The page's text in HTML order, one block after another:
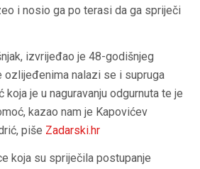
i nosio ga po terasi da ga spriječi
izvrijeđao je 48-godišnjeg
ozlijeđenima nalazi se i supruga
je u naguravanju odgurnuta te je
kazao nam je Kapovićev
piše Zadarski.hr
koja su spriječila postupanje